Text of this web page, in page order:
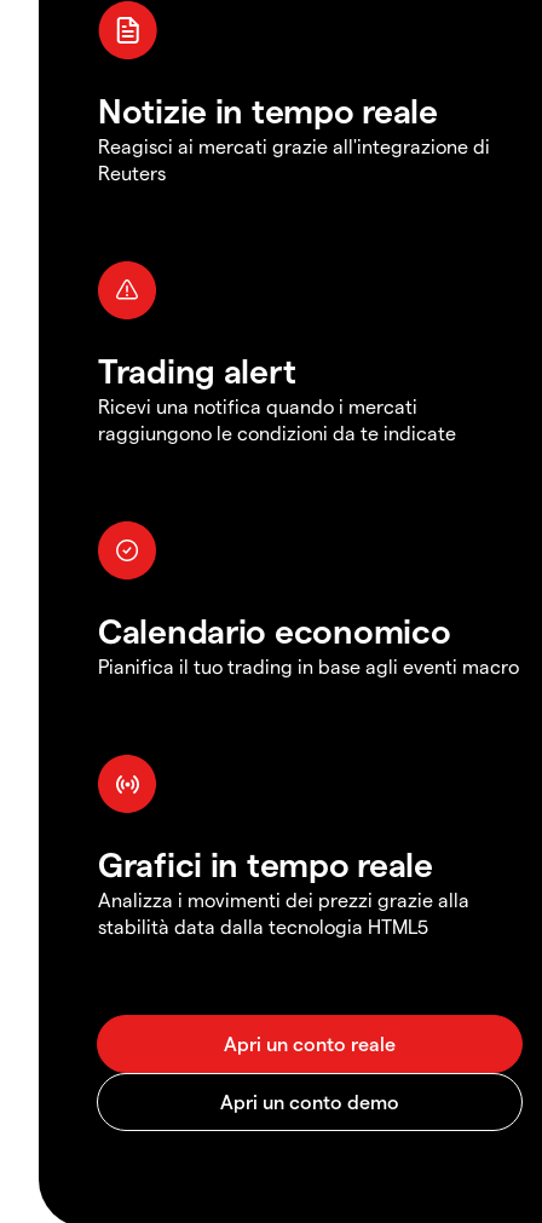
Notizie in tempo reale
Reagisci ai mercati grazie all'integrazione di
Reuters
Trading alert
Ricevi una notifica quando i mercati
raggiungono le condizioni da te indicate
Calendario economico
Pianifica il tuo trading in base agli eventi macro
Grafici in tempo reale
Analizza i movimenti dei prezzi grazie alla
stabilità data dalla tecnologia HTML5